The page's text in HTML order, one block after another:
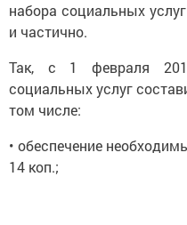
набора социальных
и частично.
Так, с 1 февраля
социальных услуг
том числе:
• обеспечение
14 коп.;